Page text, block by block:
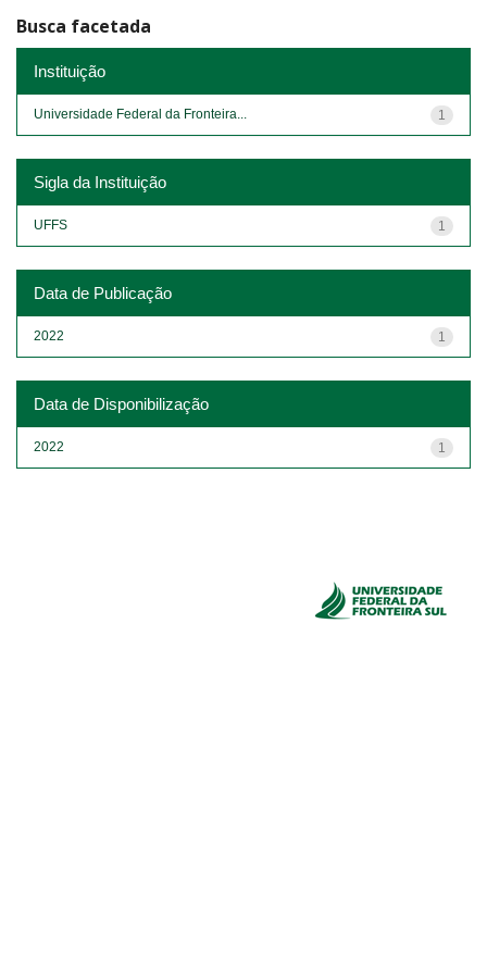
Busca facetada
Instituição
1
Universidade Federal da Fronteira...
Sigla da Instituição
1
UFFS
Data de Publicação
1
2022
Data de Disponibilização
1
2022